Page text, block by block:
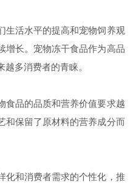
活水平的提高和宠物饲养观
增长。宠物冻干食品作为高品
多消费者的青睐。
品的品质和营养价值要求越
和保留了原材料的营养成分而
和消费者需求的个性化，推